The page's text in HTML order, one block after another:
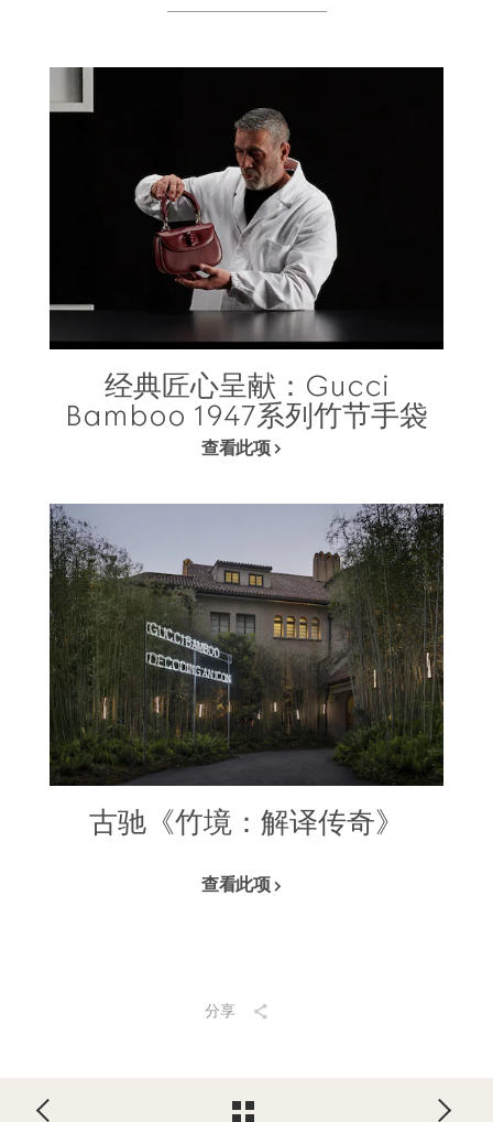
经典匠心呈献：Gucci
Bamboo 1947系列竹节手袋
查看此项
古驰《竹境：解译传奇》
查看此项
分享